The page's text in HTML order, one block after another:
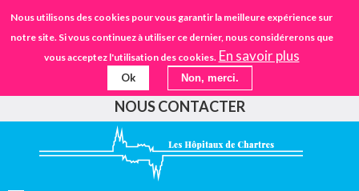
Nous utilisons des cookies pour vous garantir la meilleure expérience sur
notre site. Si vous continuez à utiliser ce dernier, nous considérerons que
vous acceptez l'utilisation des cookies. En savoir plus
Ok Non, merci.
Aller
au
contenu
principal
URGENCES STANDARD
02.37.30.30.30
IFSANTÉ CHARTRES
EHPAD
FAIRE UN DON
NOUS CONTACTER